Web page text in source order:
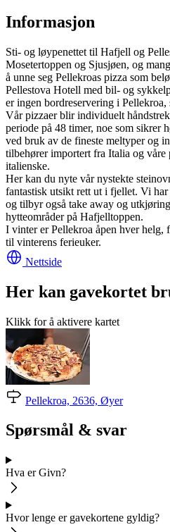
Informasjon
Sti- og løypenettet til Hafjell og
Mosetertoppen og Sjusjøen, og
å unne seg Pellekroas pizza som
Pellestova Hotell med bil- og
er ingen bordreservering i Pellekroa,
Vår pizzaer blir individuelt
periode på 48 timer, noe som sikrer
ved bruk av de fineste meltyper og
tilbehører importert fra Italia og våre
italienske.
Her kan du nyte vår nystekte
fantastisk utsikt rett ut i fjellet. Vi har
og tilbyr også take away og
hytteområder på Hafjelltoppen.
I vinter er Pellekroa åpen hver helg,
til vinterens ferieuker.
Nettside
Her kan gavekortet
Klikk for å aktivere kartet
Pellekroa, 2636, Øyer
Spørsmål & svar
Hva er Givn?
Hvor lenge er gavekortene gyldig?